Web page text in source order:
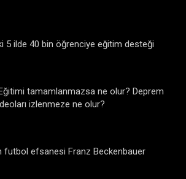
5 ilde 40 bin öğrenciye eğitim desteği
Eğitimi tamamlanmazsa ne olur? Deprem
izlenmeze ne olur?
futbol efsanesi Franz Beckenbauer